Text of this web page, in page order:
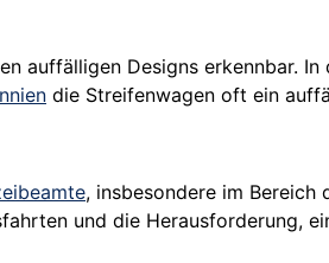
auffälligen Designs erkennbar.
die Streifenwagen oft ein
, insbesondere im Bereich
und die Herausforderung,